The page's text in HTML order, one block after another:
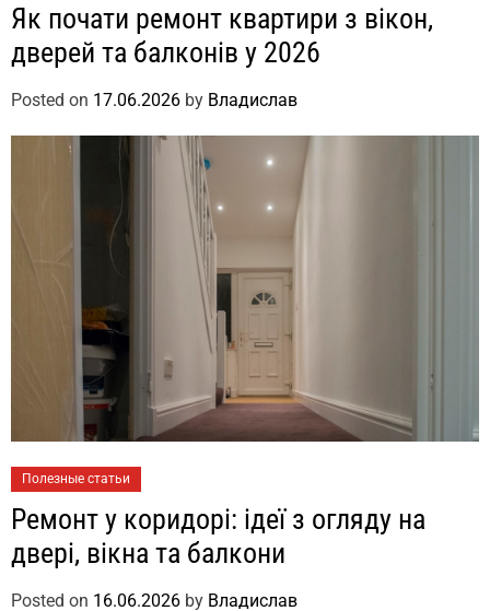
Як почати ремонт квартири з вікон,
дверей та балконів у 2026
Posted on 17.06.2026 by Владислав
Полезные статьи
Ремонт у коридорі: ідеї з огляду на
двері, вікна та балкони
Posted on 16.06.2026 by Владислав